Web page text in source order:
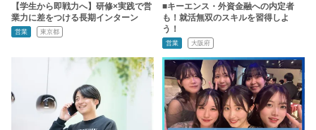
【学生から即戦力へ】研修×実践で営
業力に差をつける長期インターン
営業 東京都
■キーエンス・外資金融への内定者
も！就活無双のスキルを習得しよ
う！
営業 大阪府